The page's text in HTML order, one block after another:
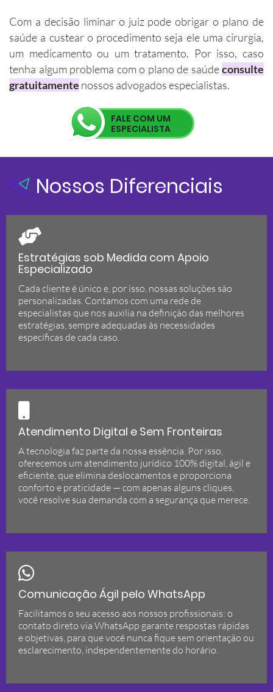
Com a decisão liminar o juiz pode obrigar o plano de
saúde a custear o procedimento seja ele uma cirurgia,
um medicamento ou um tratamento. Por isso, caso
tenha algum problema com o plano de saúdeconsulte
gratuitamente nossos advogados especialistas.
FALE COM UM
ESPECIALISTA
Nossos Diferenciais
Estratégias sob Medida com Apoio
Especializado
Cada cliente é único e, por isso, nossas soluções são
personalizadas. Contamos com uma rede de
especialistas que nos auxilia na definição das melhores
estratégias, sempre adequadas às necessidades
específicas de cada caso.
Atendimento Digital e Sem Fronteiras
A tecnologia faz parte da nossa essência. Por isso,
oferecemos um atendimento jurídico 100% digital, ágil e
eficiente, que elimina deslocamentos e proporciona
conforto e praticidade — com apenas alguns cliques,
você resolve sua demanda com a segurança que merece.
Comunicação Ágil pelo WhatsApp
Facilitamos o seu acesso aos nossos profissionais: o
contato direto via WhatsApp garante respostas rápidas
e objetivas, para que você nunca fique sem orientação ou
esclarecimento, independentemente do horário.